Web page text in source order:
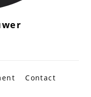
Contact